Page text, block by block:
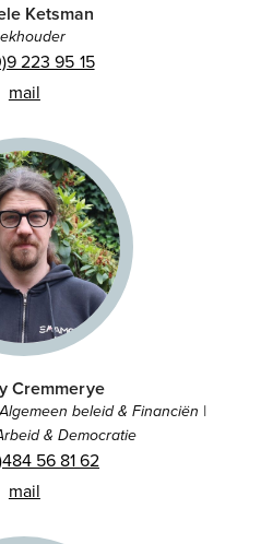
Ketsman
223 95 15
mail
Cremmerye
beleid & Financiën |
& Democratie
56 81 62
mail